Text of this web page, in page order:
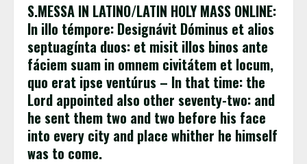
S.MESSA IN LATINO/LATIN HOLY MASS ONLINE:
In illo témpore: Designávit Dóminus et alios
septuagínta duos: et misit illos binos ante
fáciem suam in omnem civitátem et locum,
quo erat ipse ventúrus – In that time: the
Lord appointed also other seventy-two: and
he sent them two and two before his face
into every city and place whither he himself
was to come.